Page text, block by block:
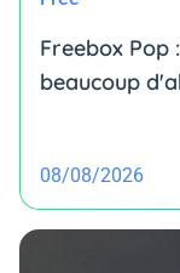
Freebox
beaucoup
08/08/2026